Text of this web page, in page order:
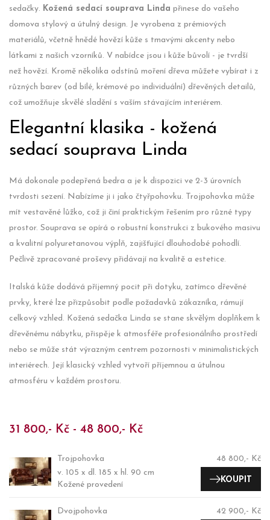
sedačky. Kožená sedací souprava Linda přinese do vašeho
domova stylový a útulný design. Je vyrobena z prémiových
materiálů, včetně hnědé hovězí kůže s tmavými akcenty nebo
látkami z našich vzorníků. V nabídce jsou i kůže bůvolí - je tvrdší
než hovězí. Kromě několika odstínů moření dřeva můžete vybírat i z
různých barev (od bílé, krémové po individuální) dřevěných detailů,
což umožňuje skvělé sladění s vaším stávajícím interiérem.
Elegantní klasika - kožená
sedací souprava Linda
Má dokonale podepřená bedra a je k dispozici ve 2-3 úrovních
tvrdosti sezení. Nabízíme ji i jako čtyřpohovku. Trojpohovka může
mít vestavěné lůžko, což ji činí praktickým řešením pro různé typy
prostor. Souprava se opírá o robustní konstrukci z bukového masivu
a kvalitní polyuretanovou výplň, zajišťující dlouhodobé pohodlí.
Pečlivě zpracované proševy přidávají na kvalitě a estetice.
Italská kůže dodává příjemný pocit při dotyku, zatímco dřevěné
prvky, které lze přizpůsobit podle požadavků zákazníka, rámují
celkový vzhled. Kožená sedačka Linda se stane skvělým doplňkem k
dřevěnému nábytku, přispěje k atmosféře profesionálního prostředí
nebo se může stát výrazným centrem pozornosti v minimalistických
interiérech. Její klasický vzhled vytvoří příjemnou a útulnou
atmosféru v každém prostoru.
31 800,- Kč - 48 800,- Kč
Trojpohovka
v. 105 x dl. 185 x hl. 90 cm
Kožené provedení
48 800,- Kč
KOUPIT
Dvojpohovka
42 900,- Kč